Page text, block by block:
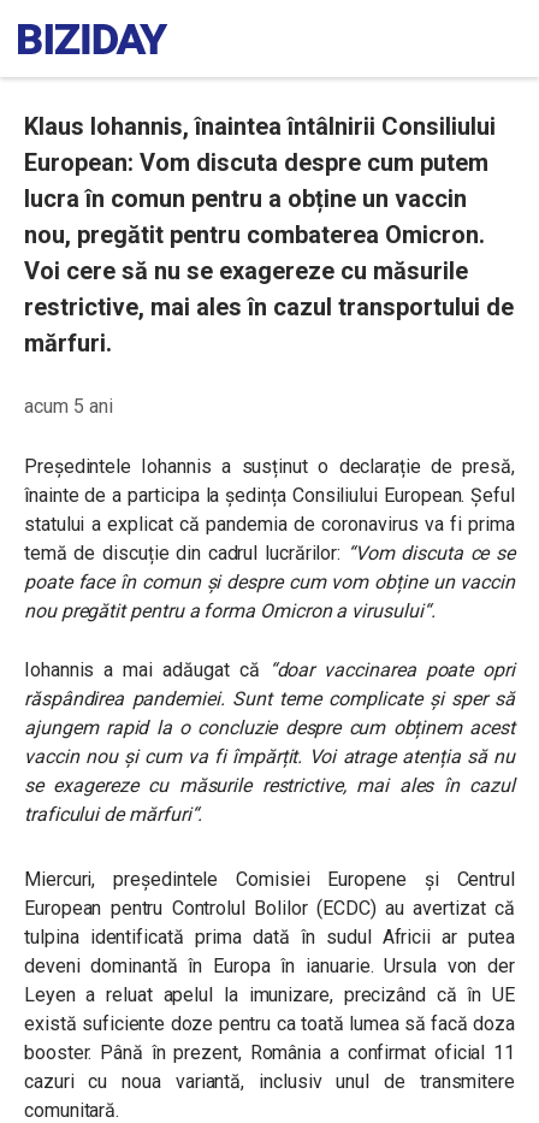
Klaus Iohannis, înaintea întâlnirii Consiliului
European: Vom discuta despre cum putem
lucra în comun pentru a obține un vaccin
nou, pregătit pentru combaterea Omicron.
Voi cere să nu se exagereze cu măsurile
restrictive, mai ales în cazul transportului de
mărfuri.
acum 5 ani
Președintele Iohannis a susținut o declarație de presă,
înainte de a participa la ședința Consiliului European. Șeful
statului a explicat că pandemia de coronavirus va fi prima
temă de discuție din cadrul lucrărilor: “Vom discuta ce se
poate face în comun și despre cum vom obține un vaccin
nou pregătit pentru a forma Omicron a virusului“.
Iohannis a mai adăugat că
“doar vaccinarea poate opri
răspândirea pandemiei. Sunt teme complicate și sper să
ajungem rapid la o concluzie despre cum obținem acest
vaccin nou și cum va fi împărțit. Voi atrage atenția să nu
se exagereze cu măsurile restrictive, mai ales în cazul
traficului de mărfuri“.
Miercuri, președintele Comisiei Europene și Centrul
European pentru Controlul Bolilor (ECDC) au avertizat că
tulpina identificată prima dată în sudul Africii ar putea
deveni dominantă în Europa în ianuarie. Ursula von der
Leyen a reluat apelul la imunizare, precizând că în UE
există suficiente doze pentru ca toată lumea să facă doza
booster. Până în prezent, România a confirmat oficial 11
cazuri cu noua variantă, inclusiv unul de transmitere
comunitară.